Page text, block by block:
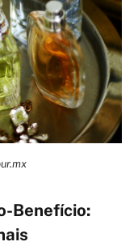
Benefício: